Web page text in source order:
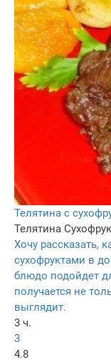
Телятина с
Телятина
Хочу рассказать,
сухофруктами в
блюдо подойдет
получается не
выглядит.
3 ч.
3
4.8